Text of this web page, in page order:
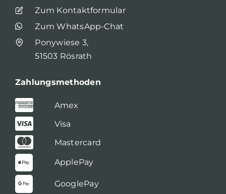
Zum Kontaktformular
Zum WhatsApp-Chat
Ponywiese 3,
51503 Rösrath
Zahlungsmethoden
Amex
Visa
Mastercard
ApplePay
GooglePay